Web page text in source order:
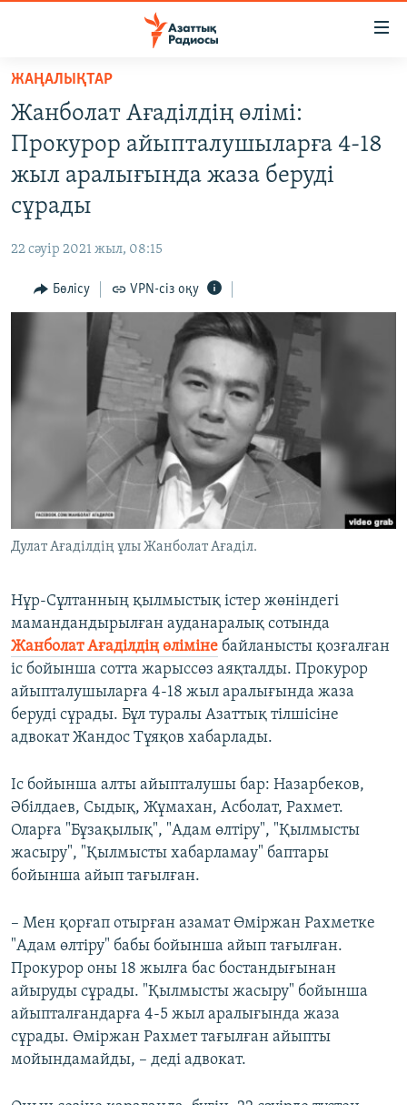
Skip
main
content
Skip
to
main
Skip
Search
ЖАҢАЛЫҚТАР
AZATTYQTV
ӘЛЕУМЕТ
ӘЛЕМ
АРНАЙЫ ЖОБАЛАР
Басқа тілдерде
ЖАҢАЛЫҚТАР
Жанболат Ағаділдің өлімі:
Прокурор айыпталушыларға 4-18
жыл аралығында жаза беруді
сұрады
22 сәуір 2021 жыл, 08:15
Бөлісу VPN-сіз оқу
Дулат Ағаділдің ұлы Жанболат Ағаділ.
Нұр-Сұлтанның қылмыстық істер жөніндегі
мамандандырылған ауданаралық сотында
Жанболат Ағаділдің өліміне байланысты қозғалған
іс бойынша сотта жарыссөз аяқталды. Прокурор
айыпталушыларға 4-18 жыл аралығында жаза
беруді сұрады. Бұл туралы Азаттық тілшісіне
адвокат Жандос Тұяқов хабарлады.
Іс бойынша алты айыпталушы бар: Назарбеков,
Әбілдаев, Сыдық, Жұмахан, Асболат, Рахмет.
Оларға "Бұзақылық", "Адам өлтіру", "Қылмысты
жасыру", "Қылмысты хабарламау" баптары
бойынша айып тағылған.
– Мен қорғап отырған азамат Өміржан Рахметке
"Адам өлтіру" бабы бойынша айып тағылған.
Прокурор оны 18 жылға бас бостандығынан
айыруды сұрады. "Қылмысты жасыру" бойынша
айыпталғандарға 4-5 жыл аралығында жаза
сұрады. Өміржан Рахмет тағылған айыпты
мойындамайды, – деді адвокат.